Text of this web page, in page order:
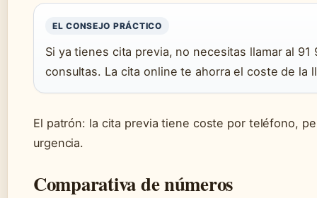
EL CONSEJO PRÁCTICO
Si ya tienes cita previa, no necesitas llamar al
consultas. La cita online te ahorra el coste de la
El patrón: la cita previa tiene coste por teléfono,
urgencia.
Comparativa de números